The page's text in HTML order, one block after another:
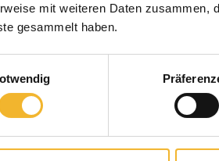
mit weiteren Daten zusammen,
gesammelt haben.